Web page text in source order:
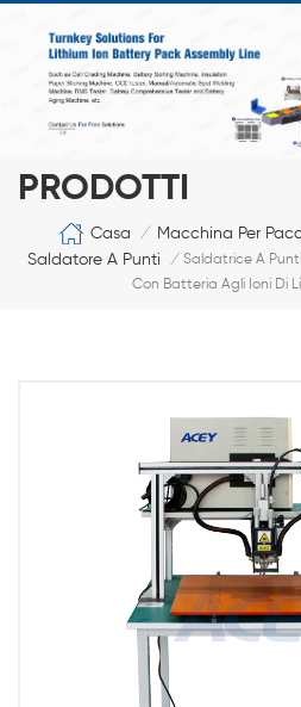
PRODOTTI
Casa / Macchina Per
Saldatore A Punti / Saldatrice A
Con Batteria Agli Ioni Di